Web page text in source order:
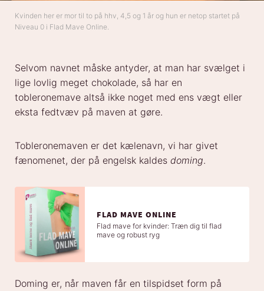
Kvinden her er mor til to på hhv, 4,5 og 1 år og hun er netop startet på
Niveau 0 i Flad Mave Online.
Selvom navnet måske antyder, at man har svælget i
lige lovlig meget chokolade, så har en
tobleronemave altså ikke noget med ens vægt eller
eksta fedtvæv på maven at gøre.
Tobleronemaven er det kælenavn, vi har givet
fænomenet, der på engelsk kaldes doming.
FLAD MAVE ONLINE
Flad mave for kvinder: Træn dig til flad
mave og robust ryg
Doming er, når maven får en tilspidset form på